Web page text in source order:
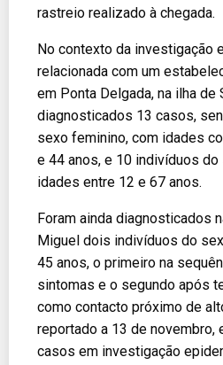
rastreio realizado à chegada.
No contexto da investigação
relacionada com um
em Ponta Delgada, na ilha de
diagnosticados 13 casos,
sexo feminino, com idades
e 44 anos, e 10 indivíduos
idades entre 12 e 67 anos.
Foram ainda diagnosticados
Miguel dois indivíduos do
45 anos, o primeiro na
sintomas e o segundo após
como contacto próximo de
reportado a 13 de novembro,
casos em investigação